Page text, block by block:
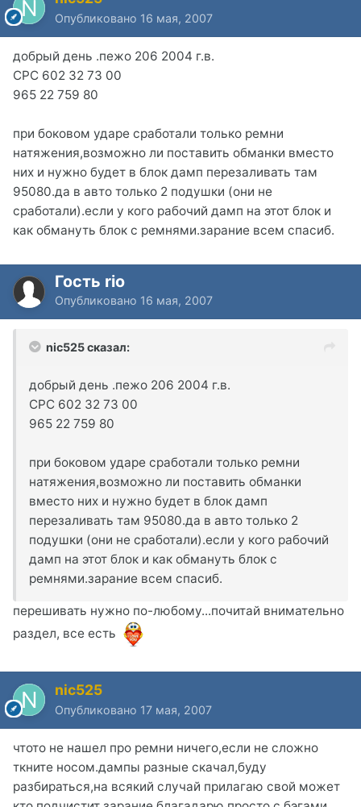
Опубликовано 16 мая, 2007
добрый день .пежо 206 2004 г.в.
СРС 602 32 73 00
965 22 759 80
при боковом ударе сработали только ремни
натяжения,возможно ли поставить обманки вместо
них и нужно будет в блок дамп перезаливать там
95080.да в авто только 2 подушки (они не
сработали).если у кого рабочий дамп на этот блок и
как обмануть блок с ремнями.зарание всем спасиб.
Гость rio
Опубликовано 16 мая, 2007
nic525 сказал:
добрый день .пежо 206 2004 г.в.
СРС 602 32 73 00
965 22 759 80
при боковом ударе сработали только ремни
натяжения,возможно ли поставить обманки
вместо них и нужно будет в блок дамп
перезаливать там 95080.да в авто только 2
подушки (они не сработали).если у кого рабочий
дамп на этот блок и как обмануть блок с
ремнями.зарание всем спасиб.
перешивать нужно по-любому...почитай внимательно
раздел, все есть
nic525
Опубликовано 17 мая, 2007
чтото не нашел про ремни ничего,если не сложно
ткните носом.дампы разные скачал,буду
разбираться,на всякий случай прилагаю свой может